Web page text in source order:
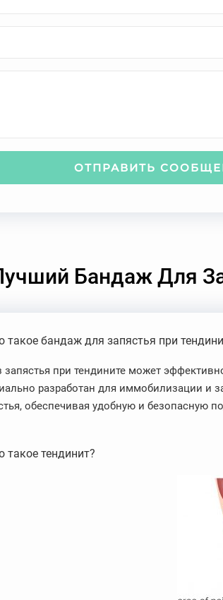
ОТПРАВИТЬ
Бандаж Для
такое бандаж для запястья при
запястья при тендините может
разработан для иммобилизации и
обеспечивая удобную и безопасную
такое тендинит?